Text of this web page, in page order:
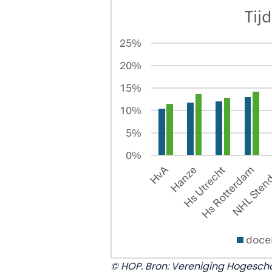
© HOP. Bron: Vereniging